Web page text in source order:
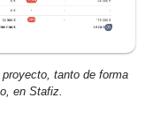
tanto de forma
en Stafiz.